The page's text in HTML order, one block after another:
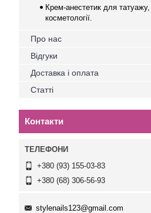
Крем-анестетик для татуажу,
косметології.
Про нас
Відгуки
Доставка і оплата
Статті
Контакти
+380 (93) 155-03-83
+380 (68) 306-56-93
stylenails123@gmail.com